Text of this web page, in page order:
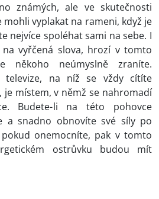
známých, ale ve skutečnosti
vyplakat na rameni, když je
nejvíce spoléhat sami na sebe. I
vyřčená slova, hrozí v tomto
někoho neúmyslně zraníte.
televize, na níž se vždy cítíte
je místem, v němž se nahromadí
Budete-li na této pohovce
a snadno obnovíte své síly po
onemocníte, pak v tomto
ostrůvku budou mít